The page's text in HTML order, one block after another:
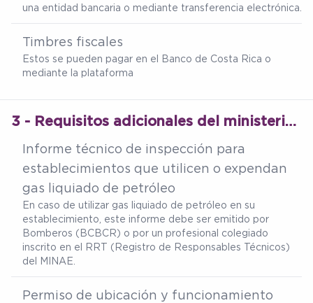
una entidad bancaria o mediante transferencia electrónica.
Timbres fiscales
Estos se pueden pagar en el Banco de Costa Rica o
mediante la plataforma
3 - Requisitos adicionales del ministerio de salud
Informe técnico de inspección para
establecimientos que utilicen o expendan
gas liquiado de petróleo
En caso de utilizar gas liquiado de petróleo en su
establecimiento, este informe debe ser emitido por
Bomberos (BCBCR) o por un profesional colegiado
inscrito en el RRT (Registro de Responsables Técnicos)
del MINAE.
Permiso de ubicación y funcionamiento